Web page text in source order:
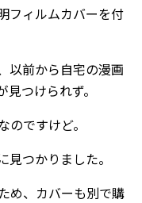
フィルムカバーを付
以前から自宅の漫画
つけられず。
ですけど。
つかりました。
め、カバーも別で購